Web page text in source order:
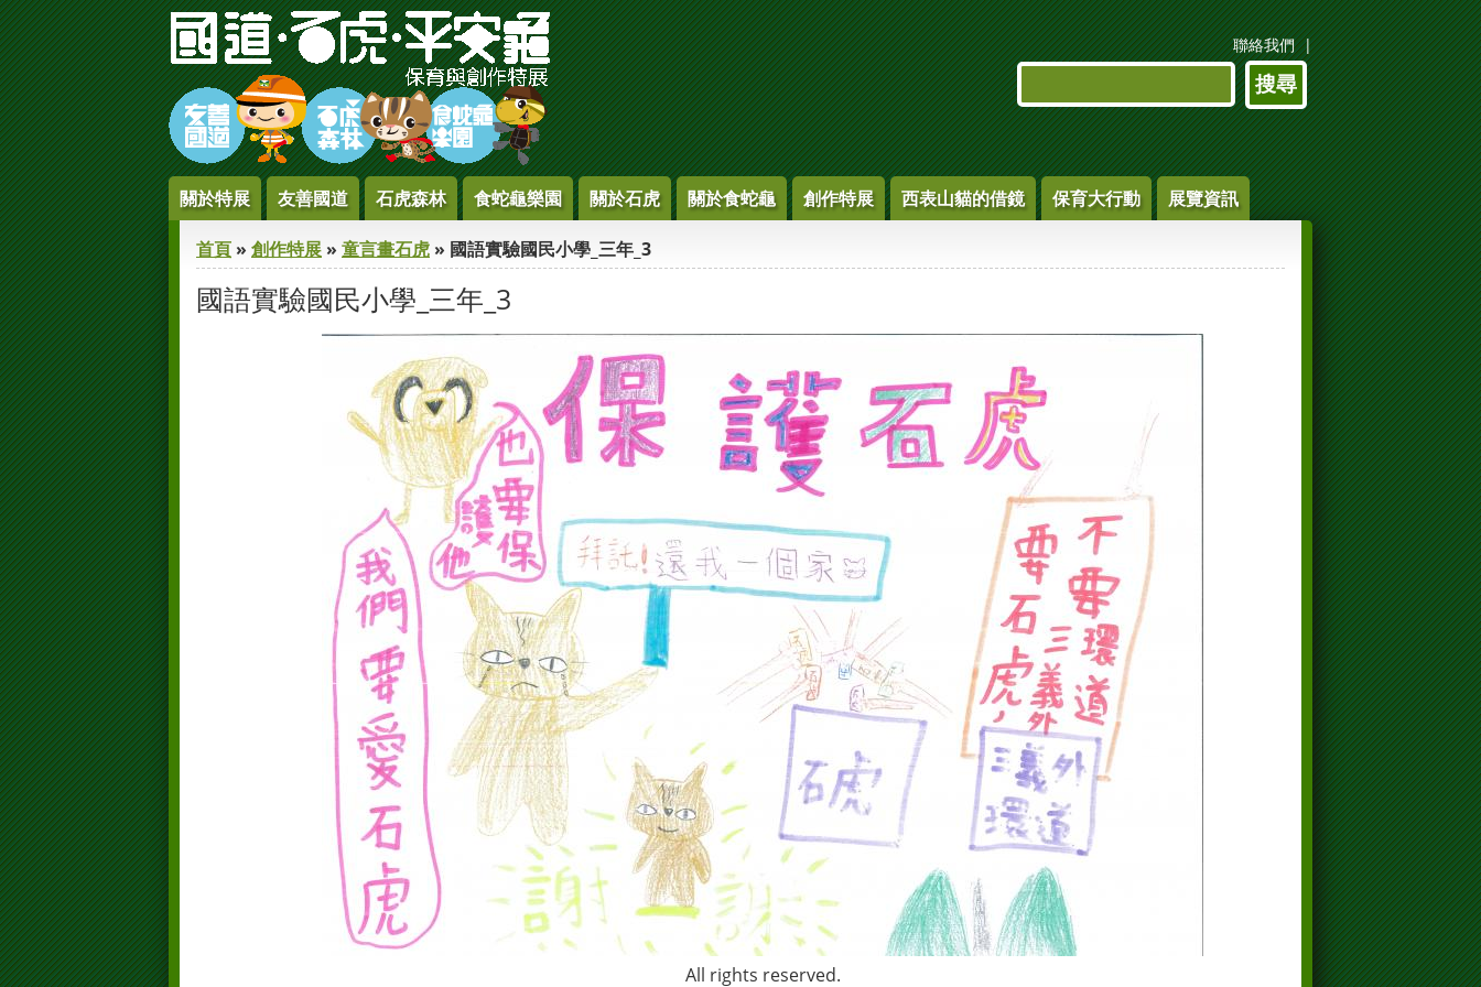
Jump to Content
聯絡我們
搜尋表單
搜尋
關於特展 友善國道 石虎森林 食蛇龜樂園 關於石虎 關於食蛇龜 創作特展 西表山貓的借鏡 保育大行動 展覽資訊
您在這裡
首頁 » 創作特展 » 童言畫石虎 » 國語實驗國民小學_三年_3
國語實驗國民小學_三年_3
All rights reserved.